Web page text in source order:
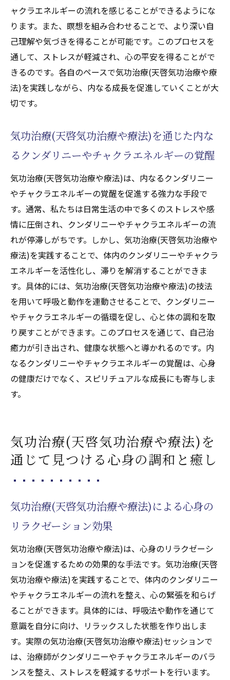
ャクラエネルギーの流れを感じることができるようにな
ります。また、瞑想を組み合わせることで、より深い自
己理解や気づきを得ることが可能です。このプロセスを
通して、ストレスが軽減され、心の平安を得ることがで
きるのです。各自のペースで気功治療(天啓気功治療や療
法)を実践しながら、内なる成長を促進していくことが大
切です。
気功治療(天啓気功治療や療法)を通じた内な
るクンダリニーやチャクラエネルギーの覚醒
気功治療(天啓気功治療や療法)は、内なるクンダリニー
やチャクラエネルギーの覚醒を促進する強力な手段で
す。通常、私たちは日常生活の中で多くのストレスや感
情に圧倒され、クンダリニーやチャクラエネルギーの流
れが停滞しがちです。しかし、気功治療(天啓気功治療や
療法)を実践することで、体内のクンダリニーやチャクラ
エネルギーを活性化し、滞りを解消することができま
す。具体的には、気功治療(天啓気功治療や療法)の技法
を用いて呼吸と動作を連動させることで、クンダリニー
やチャクラエネルギーの循環を促し、心と体の調和を取
り戻すことができます。このプロセスを通じて、自己治
癒力が引き出され、健康な状態へと導かれるのです。内
なるクンダリニーやチャクラエネルギーの覚醒は、心身
の健康だけでなく、スピリチュアルな成長にも寄与しま
す。
気功治療(天啓気功治療や療法)を
通じて見つける心身の調和と癒し
気功治療(天啓気功治療や療法)による心身の
リラクゼーション効果
気功治療(天啓気功治療や療法)は、心身のリラクゼーシ
ョンを促進するための効果的な手法です。気功治療(天啓
気功治療や療法)を実践することで、体内のクンダリニー
やチャクラエネルギーの流れを整え、心の緊張を和らげ
ることができます。具体的には、呼吸法や動作を通じて
意識を自分に向け、リラックスした状態を作り出しま
す。実際の気功治療(天啓気功治療や療法)セッションで
は、治療師がクンダリニーやチャクラエネルギーのバラ
ンスを整え、ストレスを軽減するサポートを行います。